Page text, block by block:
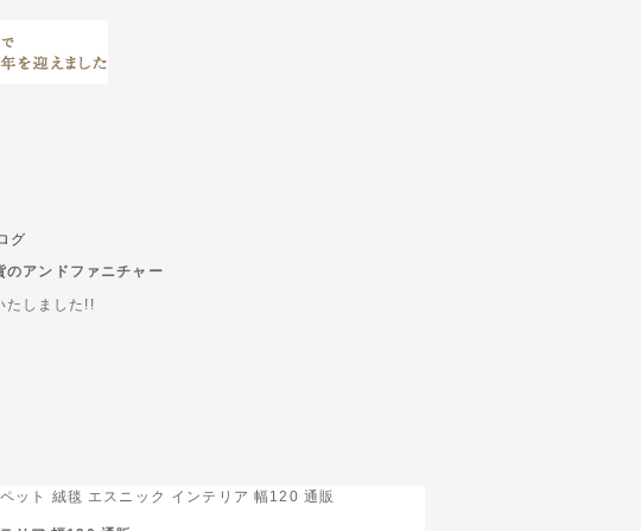
のアンドファニチャー
たしました!!
ット 絨毯 エスニック インテリア 幅120 通販